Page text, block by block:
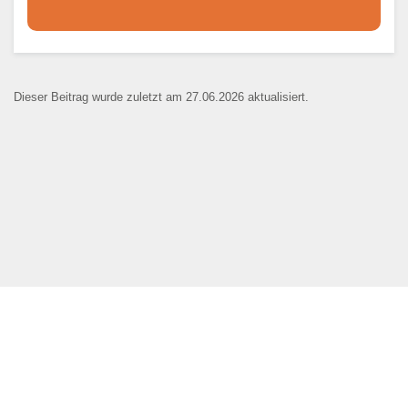
Kontaktaufnahme und ist nicht
Dieser Beitrag wurde zuletzt am 27.06.2026 aktualisiert.